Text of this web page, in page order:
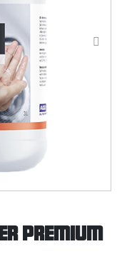
Premium